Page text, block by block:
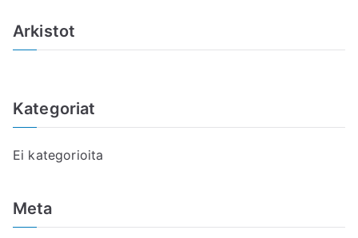
Arkistot
Kategoriat
Ei kategorioita
Meta